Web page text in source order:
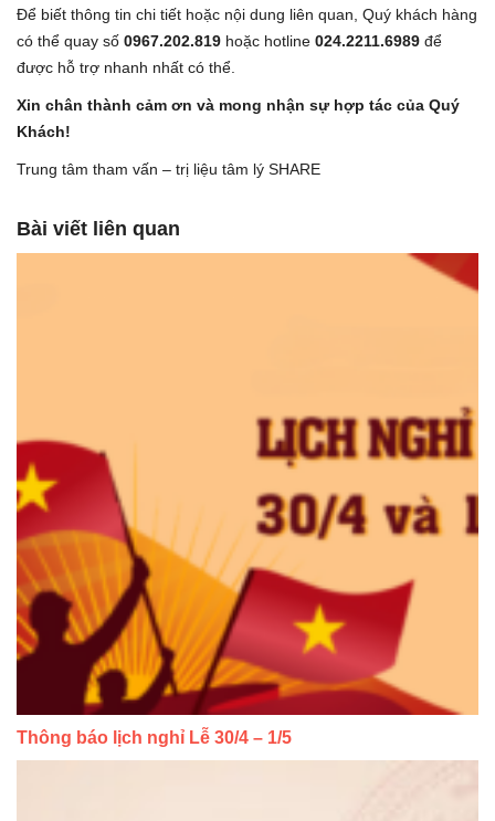
Để biết thông tin chi tiết hoặc nội dung liên quan, Quý khách hàng
có thể quay số 0967.202.819 hoặc hotline 024.2211.6989 để
được hỗ trợ nhanh nhất có thể.
Xin chân thành cảm ơn và mong nhận sự hợp tác của Quý
Khách!
Trung tâm tham vấn – trị liệu tâm lý SHARE
Bài viết liên quan
Thông báo lịch nghỉ Lễ 30/4 – 1/5